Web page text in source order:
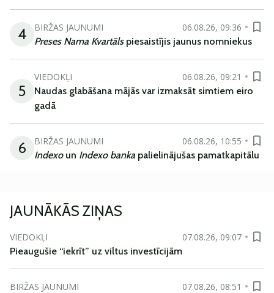
4 BIRŽAS JAUNUMI
06.08.26, 09:36
Preses Nama Kvartāls piesaistījis jaunus nomniekus
5
VIEDOKĻI
06.08.26, 09:21
Naudas glabāšana mājās var izmaksāt simtiem eiro
gadā
6 BIRŽAS JAUNUMI
06.08.26, 10:55
Indexoun Indexo banka palielinājušas pamatkapitālu
JAUNĀKĀS ZIŅAS
VIEDOKĻI
07.08.26, 09:07
Pieaugušie “iekrīt” uz viltus investīcijām
BIRŽAS JAUNUMI 07.08.26, 08:51